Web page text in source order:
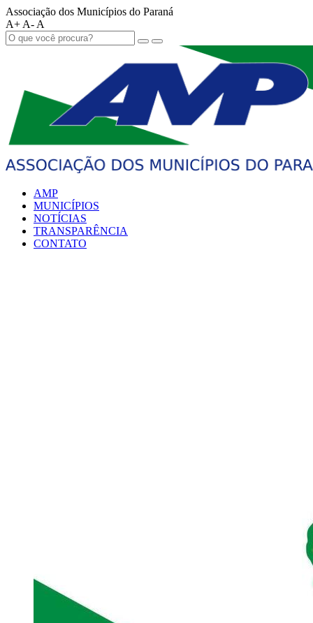
Associação dos Municípios do Paraná
A+ A- A
AMP
MUNICÍPIOS
NOTÍCIAS
TRANSPARÊNCIA
CONTATO